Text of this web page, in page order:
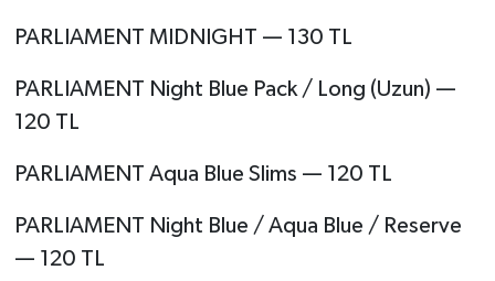
PARLIAMENT MIDNIGHT — 130 TL
PARLIAMENT Night Blue Pack / Long (Uzun) —
120 TL
PARLIAMENT Aqua Blue Slims — 120 TL
PARLIAMENT Night Blue / Aqua Blue / Reserve
— 120 TL